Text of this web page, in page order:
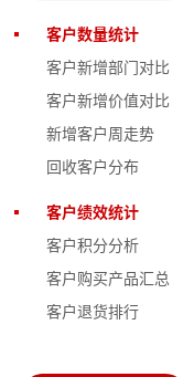
客户数量统计
客户新增部门对比
客户新增价值对比
新增客户周走势
回收客户分布
客户绩效统计
客户积分分析
客户购买产品汇总
客户退货排行